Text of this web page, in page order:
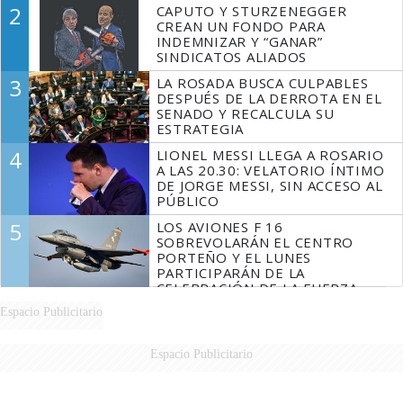
2
CAPUTO Y STURZENEGGER
CREAN UN FONDO PARA
INDEMNIZAR Y “GANAR”
SINDICATOS ALIADOS
3
LA ROSADA BUSCA CULPABLES
DESPUÉS DE LA DERROTA EN EL
SENADO Y RECALCULA SU
ESTRATEGIA
4
LIONEL MESSI LLEGA A ROSARIO
A LAS 20.30: VELATORIO ÍNTIMO
DE JORGE MESSI, SIN ACCESO AL
PÚBLICO
5
LOS AVIONES F 16
SOBREVOLARÁN EL CENTRO
PORTEÑO Y EL LUNES
PARTICIPARÁN DE LA
CELEBRACIÓN DE LA FUERZA
Espacio Publicitario
Espacio Publicitario